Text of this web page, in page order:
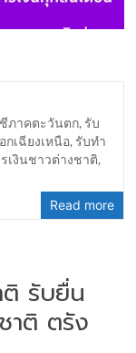
ภาคตะวันตก, รับ
เฉียงเหนือ, รับทำ
เงินชาวต่างชาติ,
Read more
ติ รับยื่น
าติ ตรัง